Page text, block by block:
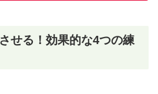
せる！効果的な4つの練